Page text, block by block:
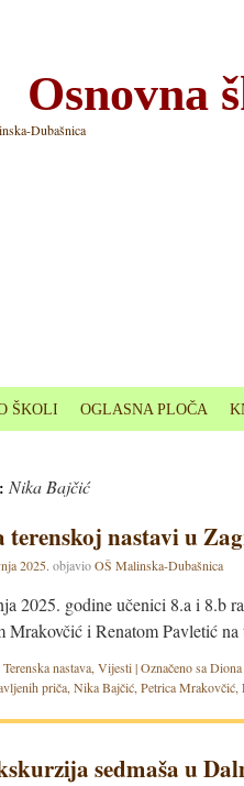
Osnovna
ŠKOLI OGLASNA PLOČA
Nika Bajčić
terenskoj nastavi u
2025. objavioOŠ Malinska-Dubašnica
2025. godine učenici 8.a i 8.b
Mrakovčić i Renatom Pavletić na
Terenska nastava, Vijesti|Označeno sa
priča, Nika Bajčić, Petrica Mrakovčić,
sedmaša u